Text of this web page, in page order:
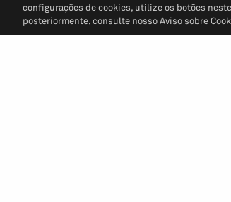
configurações de cookies, utilize os botões
posteriormente, consulte nosso Aviso sobre